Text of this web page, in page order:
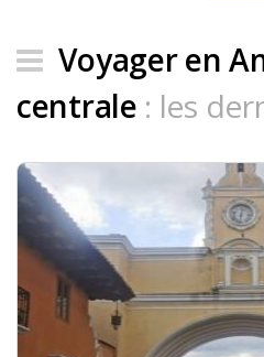
Mon journal de bord sur
Les derniers
Podcast
Préparer son
Destinations
LA LETTRE
Voyager en
centrale : les